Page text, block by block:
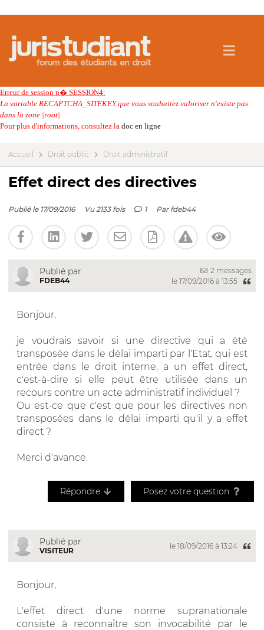
Erreur de session n� SESSION4:
La variable RECAPTCHA_SITEKEY que vous souhaitez valoriser n'existe pas
dans la zone |root|.
Pour plus d'informations, consultez la doc en ligne
Accueil Droit public Droit administratif
Effet direct des directives
Publié le 17/09/2016 Vu 2133 fois 1 Par fdeb44
Publié par
FDEB44
2 messages
le 17/09/2016 à 13:55
Bonjour,
je voudrais savoir si une directive qui a été
transposée dans le délai imparti par l'Etat, qui est
entrée dans le droit interne, a un effet direct,
c'est-à-dire si elle peut être utilisée dans un
recours contre un acte administratif individuel ?
Ou est-ce que c'est que pour les directives non
transposées dans le délai imparti qu'il y a effet
direct ?
Merci d'avance.
Répondre Posez votre question
Publié par
VISITEUR
le 18/09/2016 à 13:24
Bonjour,
L'effet direct d'une norme supranationale
consiste à reconnaître son invocabilité par le